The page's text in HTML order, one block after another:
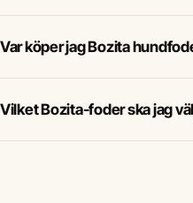
Var köper jag Bozita
Vilket Bozita-foder ska jag